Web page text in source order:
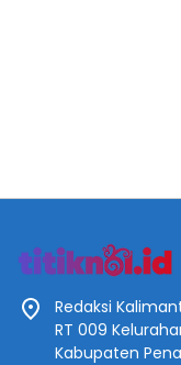
Redaksi
RT 009
Kabupaten